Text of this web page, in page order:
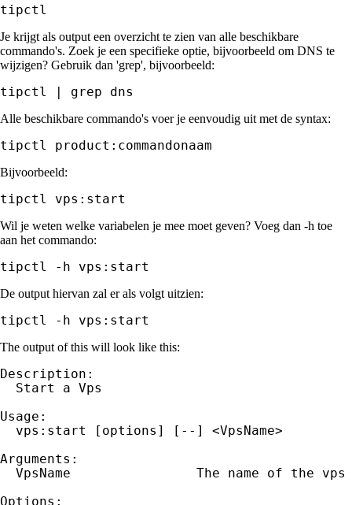
tipctl
Je krijgt als output een overzicht te zien van alle beschikbare
commando's. Zoek je een specifieke optie, bijvoorbeeld om DNS te
wijzigen? Gebruik dan 'grep', bijvoorbeeld:
tipctl | grep dns
Alle beschikbare commando's voer je eenvoudig uit met de syntax:
tipctl product:commandonaam
Bijvoorbeeld:
tipctl vps:start
Wil je weten welke variabelen je mee moet geven? Voeg dan -h toe
aan het commando:
tipctl -h vps:start
De output hiervan zal er als volgt uitzien:
tipctl -h vps:start
The output of this will look like this:
Description:
Start a Vps
Usage:
vps:start [options] [--] <VpsName>
Arguments:
VpsName                The name of the vps
Options: